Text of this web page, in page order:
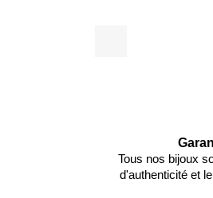
Tous nos bijoux
d'authenticité et